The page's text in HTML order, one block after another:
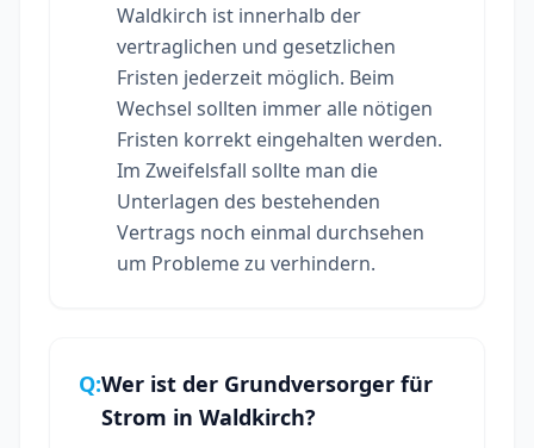
Waldkirch ist innerhalb der
vertraglichen und gesetzlichen
Fristen jederzeit möglich. Beim
Wechsel sollten immer alle nötigen
Fristen korrekt eingehalten werden.
Im Zweifelsfall sollte man die
Unterlagen des bestehenden
Vertrags noch einmal durchsehen
um Probleme zu verhindern.
Q:Wer ist der Grundversorger für
Strom in Waldkirch?